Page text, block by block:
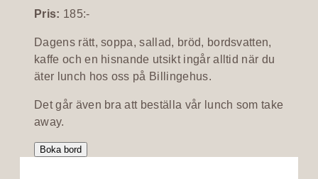
Pris: 185:-
Dagens rätt, soppa, sallad, bröd, bordsvatten,
kaffe och en hisnande utsikt ingår alltid när du
äter lunch hos oss på Billingehus.
Det går även bra att beställa vår lunch som take
away.
Boka bord